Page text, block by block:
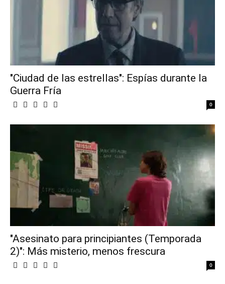
"Ciudad de las estrellas": Espías durante la
Guerra Fría
0
"Asesinato para principiantes (Temporada
2)": Más misterio, menos frescura
0